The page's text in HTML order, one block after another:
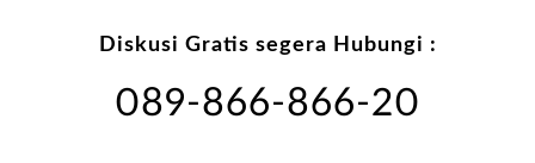
Diskusi Gratis segera Hubungi :
089-866-866-20